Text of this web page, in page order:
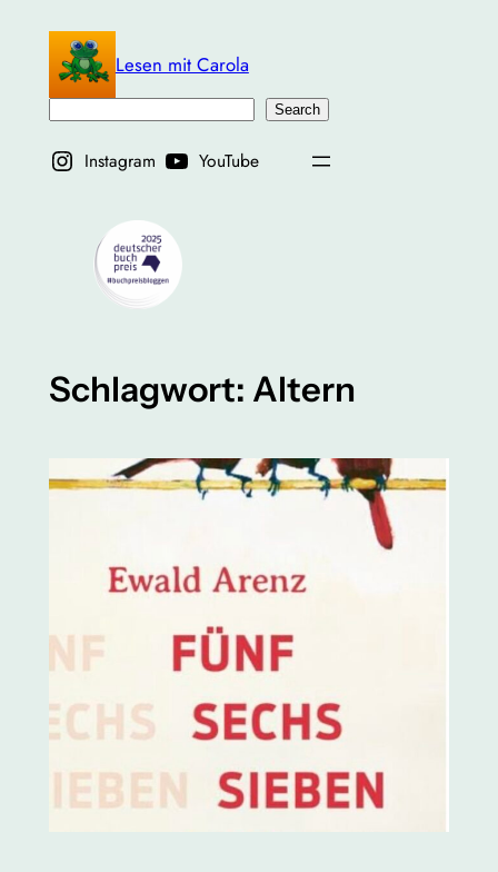
springen
Lesen mit Carola
Search
Instagram YouTube
Schlagwort: Altern